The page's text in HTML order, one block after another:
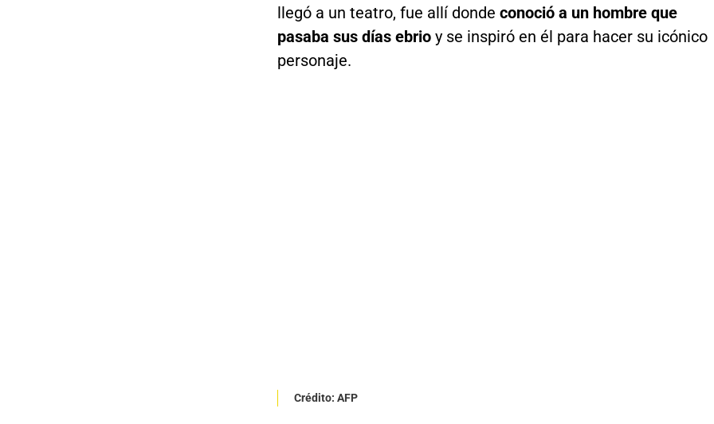
llegó a un teatro, fue allí donde conoció a un hombre que
pasaba sus días ebrio y se inspiró en él para hacer su icónico
personaje.
Crédito: AFP